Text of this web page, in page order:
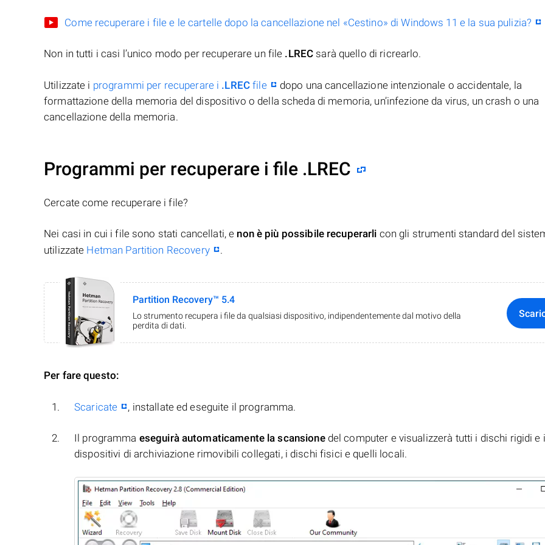
Come recuperare i file e le cartelle dopo la cancellazione nel «Cestino» di Windows 11 e la sua pulizia?
Non in tutti i casi l’unico modo per recuperare un file .LREC sarà quello di ricrearlo.
Utilizzate i programmi per recuperare i .LREC file
dopo una cancellazione intenzionale o accidentale, la
formattazione della memoria del dispositivo o della scheda di memoria, un’infezione da virus, un crash o una
cancellazione della memoria.
Programmi per recuperare i file .LREC
Cercate come recuperare i file?
Nei casi in cui i file sono stati cancellati, e non è più possibile recuperarli con gli strumenti standard del
utilizzate Hetman Partition Recovery .
Partition Recovery™ 5.4
Lo strumento recupera i file da qualsiasi dispositivo, indipendentemente dal motivo della
perdita di dati.
Per fare questo:
Scaricate , installate ed eseguite il programma.
Il programma eseguirà automaticamente la scansionedel computer e visualizzerà tutti i dischi rigidi e i
dispositivi di archiviazione rimovibili collegati, i dischi fisici e quelli locali.